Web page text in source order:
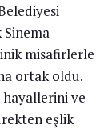
misafirlerle
ortak oldu.
hayallerini ve
eşlik